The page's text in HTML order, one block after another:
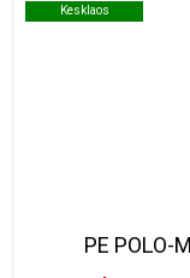
Kesklaos
Kesklaos
PE POLO-M